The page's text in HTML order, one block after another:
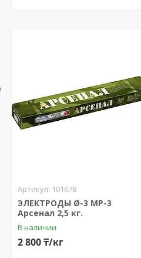
101678
ЭЛЕКТРОДЫ Ø-3 MP-3
Арсенал 2,5 кг.
В наличии
2 800 ₸/кг